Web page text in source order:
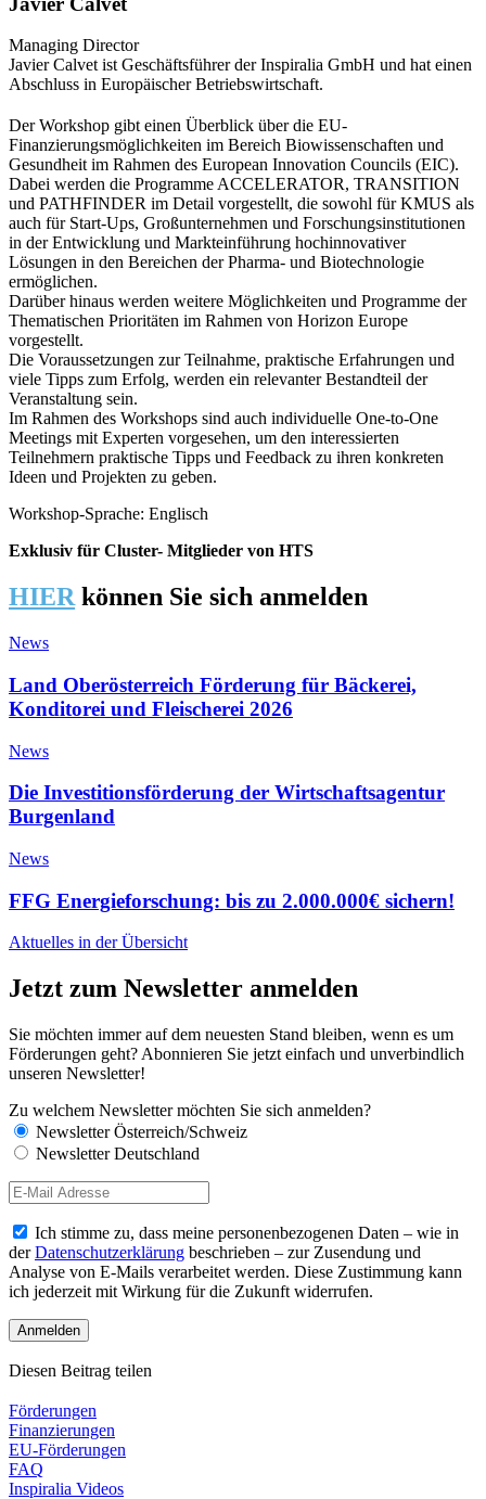
Managing Director
Javier Calvet ist Geschäftsführer der Inspiralia GmbH und hat einen
Abschluss in Europäischer Betriebswirtschaft.
Der Workshop gibt einen Überblick über die EU-
Finanzierungsmöglichkeiten im Bereich Biowissenschaften und
Gesundheit im Rahmen des European Innovation Councils (EIC).
Dabei werden die Programme ACCELERATOR, TRANSITION
und PATHFINDER im Detail vorgestellt, die sowohl für KMUS als
auch für Start-Ups, Großunternehmen und Forschungsinstitutionen
in der Entwicklung und Markteinführung hochinnovativer
Lösungen in den Bereichen der Pharma- und Biotechnologie
ermöglichen.
Darüber hinaus werden weitere Möglichkeiten und Programme der
Thematischen Prioritäten im Rahmen von Horizon Europe
vorgestellt.
Die Voraussetzungen zur Teilnahme, praktische Erfahrungen und
viele Tipps zum Erfolg, werden ein relevanter Bestandteil der
Veranstaltung sein.
Im Rahmen des Workshops sind auch individuelle One-to-One
Meetings mit Experten vorgesehen, um den interessierten
Teilnehmern praktische Tipps und Feedback zu ihren konkreten
Ideen und Projekten zu geben.
Workshop-Sprache: Englisch
Exklusiv für Cluster- Mitglieder von HTS
HIER können Sie sich anmelden
News
Land Oberösterreich Förderung für Bäckerei,
Konditorei und Fleischerei 2026
News
Die Investitionsförderung der Wirtschaftsagentur
Burgenland
News
FFG Energieforschung: bis zu 2.000.000€ sichern!
Aktuelles in der Übersicht
Jetzt zum Newsletter anmelden
Sie möchten immer auf dem neuesten Stand bleiben, wenn es um
Förderungen geht? Abonnieren Sie jetzt einfach und unverbindlich
unseren Newsletter!
Zu welchem Newsletter möchten Sie sich anmelden?
Newsletter Österreich/Schweiz
Newsletter Deutschland
Ich stimme zu, dass meine personenbezogenen Daten – wie in
derDatenschutzerklärung beschrieben – zur Zusendung und
Analyse von E-Mails verarbeitet werden. Diese Zustimmung kann
ich jederzeit mit Wirkung für die Zukunft widerrufen.
Diesen Beitrag teilen
Förderungen
Finanzierungen
EU-Förderungen
FAQ
Inspiralia Videos